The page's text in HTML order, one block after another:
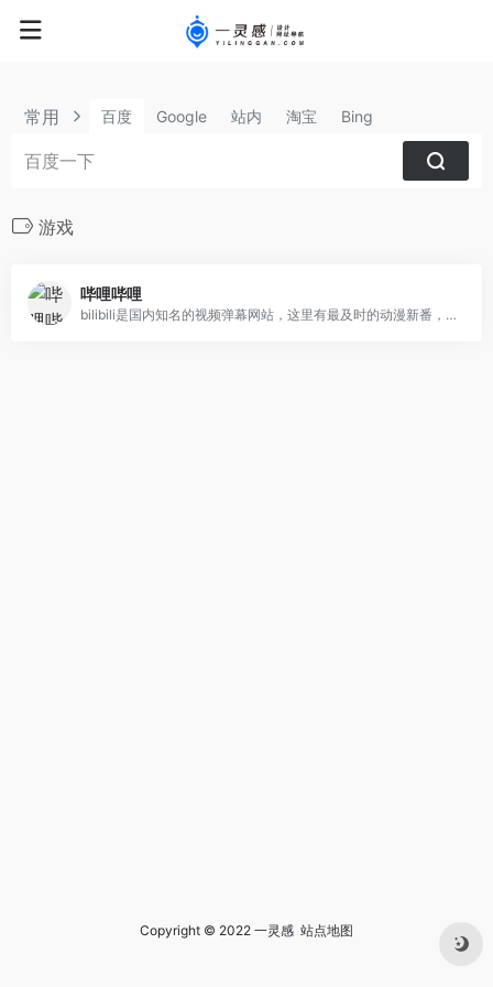
常用 百度 Google 站内 淘宝 Bing
游戏
哔哩哔哩
bilibili是国内知名的视频弹幕网站，这里有最及时的动漫新番，最棒的ACG氛围，最有创意的Up主。大家可以在这里找到许多欢乐。
Copyright © 2022 一灵感 站点地图